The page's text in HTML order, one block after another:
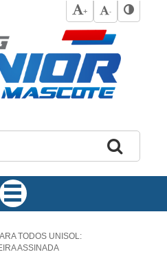
+ -
TODOS UNISOL:
ASSINADA